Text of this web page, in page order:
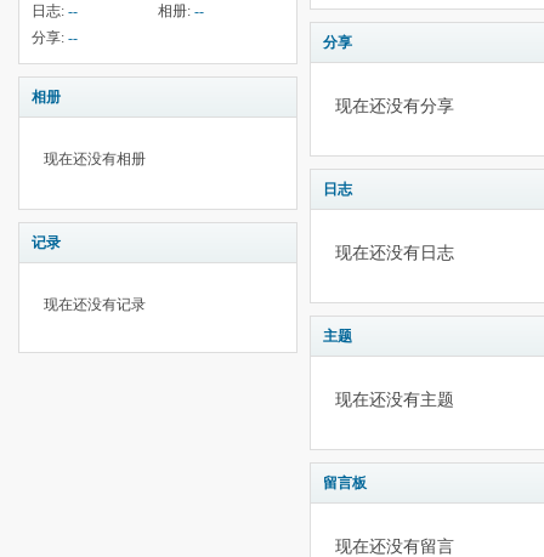
日志: -- 相册: --
分享: --
相册
现在还没有相册
记录
现在还没有记录
分享
现在还没有分享
日志
现在还没有日志
主题
现在还没有主题
留言板
现在还没有留言